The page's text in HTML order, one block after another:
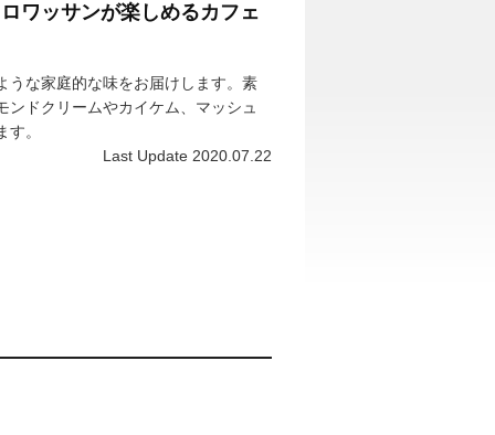
ワッサンが楽しめるカフェ
うな家庭的な味をお届けします。素
ンドクリームやカイケム、マッシュ
。
Last Update 2020.07.22